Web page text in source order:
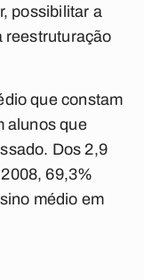
possibilitar a
reestruturação
que constam
alunos que
Dos 2,9
69,3%
médio em